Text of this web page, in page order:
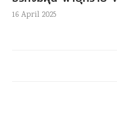
16 April 2025